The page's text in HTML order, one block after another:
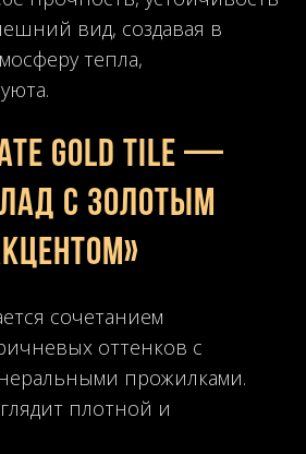
вид, создавая в
тепла,
Gold Tile —
с золотым
сочетанием
оттенков с
прожилками.
плотной и